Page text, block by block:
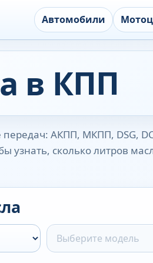
Автомобили
в КПП
АКПП, МКПП, DSG,
сколько литров